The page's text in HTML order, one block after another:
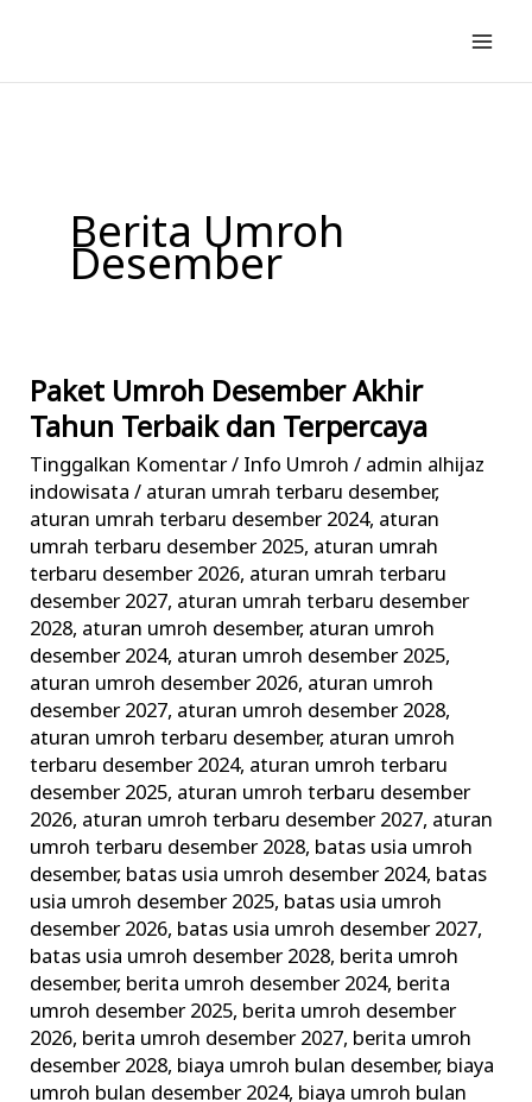
konten
Berita Umroh
Desember
Paket Umroh Desember Akhir
Tahun Terbaik dan Terpercaya
Tinggalkan Komentar/ Info Umroh / admin alhijaz
indowisata/ aturan umrah terbaru desember,
aturan umrah terbaru desember 2024, aturan
umrah terbaru desember 2025, aturan umrah
terbaru desember 2026, aturan umrah terbaru
desember 2027, aturan umrah terbaru desember
2028, aturan umroh desember, aturan umroh
desember 2024, aturan umroh desember 2025,
aturan umroh desember 2026, aturan umroh
desember 2027, aturan umroh desember 2028,
aturan umroh terbaru desember, aturan umroh
terbaru desember 2024, aturan umroh terbaru
desember 2025, aturan umroh terbaru desember
2026, aturan umroh terbaru desember 2027, aturan
umroh terbaru desember 2028, batas usia umroh
desember, batas usia umroh desember 2024, batas
usia umroh desember 2025, batas usia umroh
desember 2026, batas usia umroh desember 2027,
batas usia umroh desember 2028, berita umroh
desember, berita umroh desember 2024, berita
umroh desember 2025, berita umroh desember
2026, berita umroh desember 2027, berita umroh
desember 2028, biaya umroh bulan desember, biaya
umroh bulan desember 2024, biaya umroh bulan
Paket
Umroh
Desember
Akhir
Tahun
Terbaik
dan
Terpercaya